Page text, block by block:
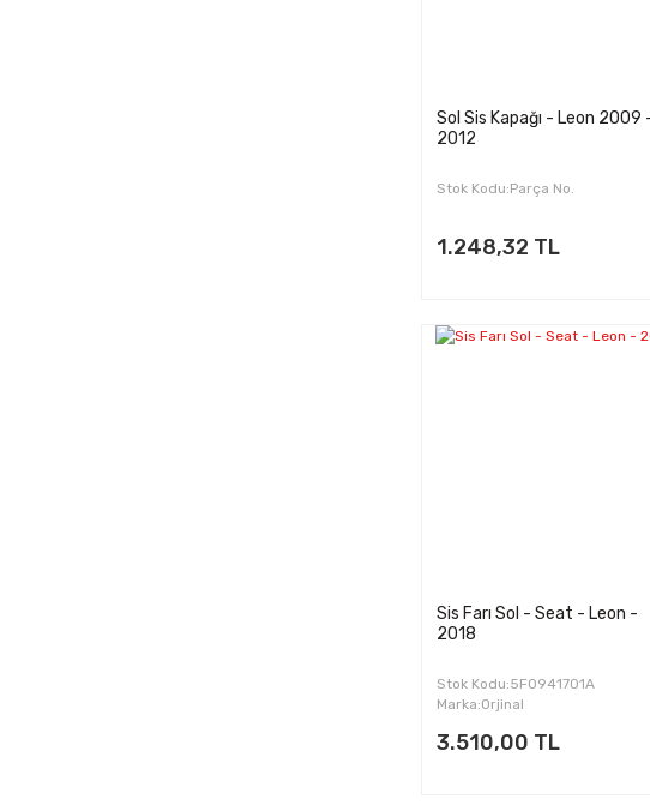
Sol Sis Kapağı - Leon 2009
2012
Stok Kodu:Parça No.
1.248,32 TL
Sis Farı Sol - Seat - Leon -
2018
Stok Kodu:5F0941701A
Marka:Orjinal
3.510,00 TL